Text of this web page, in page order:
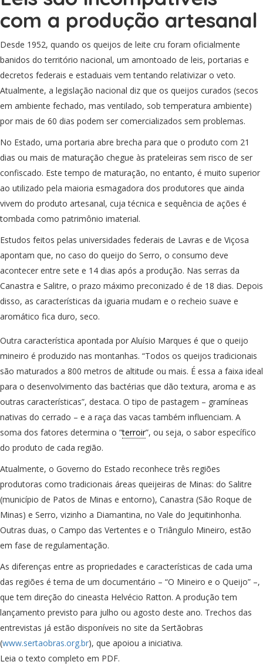
com a produção artesanal
Desde 1952, quando os queijos de leite cru foram oficialmente
banidos do território nacional, um amontoado de leis, portarias e
decretos federais e estaduais vem tentando relativizar o veto.
Atualmente, a legislação nacional diz que os queijos curados (secos
em ambiente fechado, mas ventilado, sob temperatura ambiente)
por mais de 60 dias podem ser comercializados sem problemas.
No Estado, uma portaria abre brecha para que o produto com 21
dias ou mais de maturação chegue às prateleiras sem risco de ser
confiscado. Este tempo de maturação, no entanto, é muito superior
ao utilizado pela maioria esmagadora dos produtores que ainda
vivem do produto artesanal, cuja técnica e sequência de ações é
tombada como patrimônio imaterial.
Estudos feitos pelas universidades federais de Lavras e de Viçosa
apontam que, no caso do queijo do Serro, o consumo deve
acontecer entre sete e 14 dias após a produção. Nas serras da
Canastra e Salitre, o prazo máximo preconizado é de 18 dias. Depois
disso, as características da iguaria mudam e o recheio suave e
aromático fica duro, seco.
Outra característica apontada por Aluísio Marques é que o queijo
mineiro é produzido nas montanhas. “Todos os queijos tradicionais
são maturados a 800 metros de altitude ou mais. É essa a faixa ideal
para o desenvolvimento das bactérias que dão textura, aroma e as
outras características”, destaca. O tipo de pastagem – gramíneas
nativas do cerrado – e a raça das vacas também influenciam. A
soma dos fatores determina o “terroir”, ou seja, o sabor específico
do produto de cada região.
Atualmente, o Governo do Estado reconhece três regiões
produtoras como tradicionais áreas queijeiras de Minas: do Salitre
(município de Patos de Minas e entorno), Canastra (São Roque de
Minas) e Serro, vizinho a Diamantina, no Vale do Jequitinhonha.
Outras duas, o Campo das Vertentes e o Triângulo Mineiro, estão
em fase de regulamentação.
As diferenças entre as propriedades e características de cada uma
das regiões é tema de um documentário – “O Mineiro e o Queijo” –,
que tem direção do cineasta Helvécio Ratton. A produção tem
lançamento previsto para julho ou agosto deste ano. Trechos das
entrevistas já estão disponíveis no site da Sertãobras
(www.sertaobras.org.br), que apoiou a iniciativa.
Leia o texto completo em PDF.